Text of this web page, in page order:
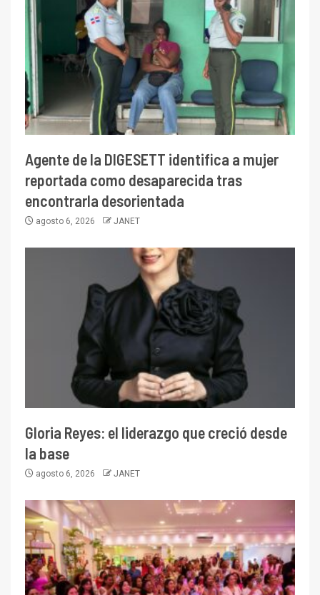
Agente de la DIGESETT identifica a mujer
reportada como desaparecida tras
encontrarla desorientada
agosto 6, 2026 JANET
Gloria Reyes: el liderazgo que creció desde
la base
agosto 6, 2026 JANET